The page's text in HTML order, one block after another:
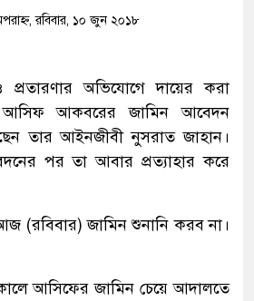
রবিবার, ১০ জুন ২০১৮
অভিযোগে দায়ের করা
আসিফ আকবরের জামিন আবেদন
তার আইনজীবী নুসরাত জাহান।
পর তা আবার প্রত্যাহার করে
(রবিবার) জামিন শুনানি করব না।
আসিফের জামিন চেয়ে আদালতে